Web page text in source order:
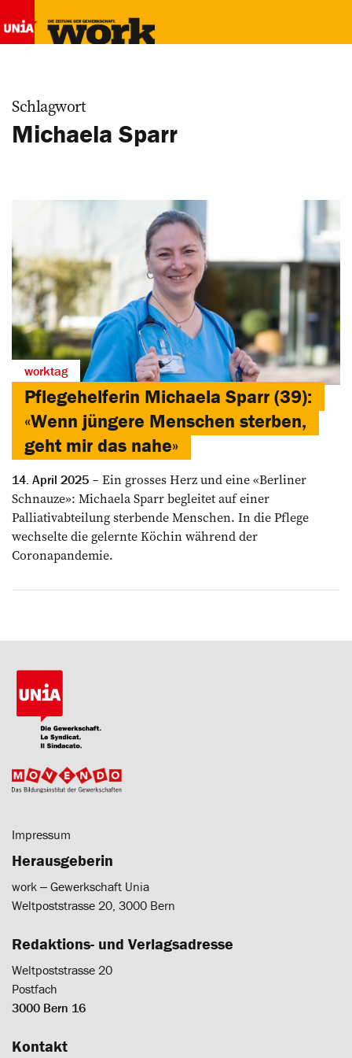
Schlagwort
Michaela Sparr
worktag
Pflegehelferin Michaela Sparr (39):
«Wenn jüngere Menschen sterben,
geht mir das nahe»
14. April 2025
Ein grosses Herz und eine ­«Berliner
Schnauze»: Michaela Sparr ­begleitet auf einer
Palliativabteilung ­sterbende Menschen. In die Pflege
wechselte die gelernte Köchin während der
Coronapandemie.
Impressum
Herausgeberin
work ‒ Gewerkschaft Unia
Weltpoststrasse 20, 3000 Bern
Redaktions- und Verlagsadresse
Weltpoststrasse 20
Postfach
3000 Bern 16
Kontakt